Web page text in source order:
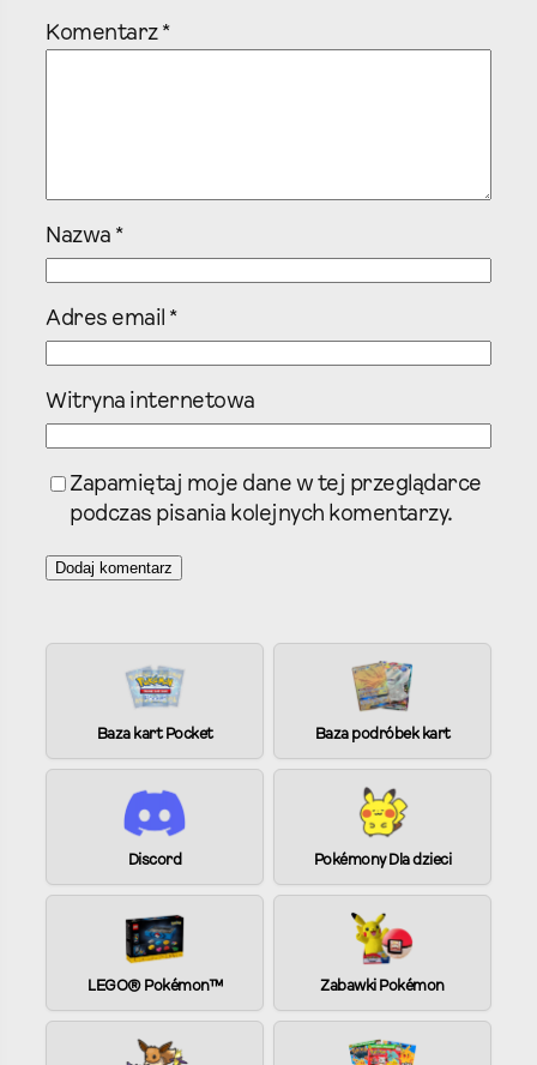
Komentarz *
Nazwa *
Adres email *
Witryna internetowa
Zapamiętaj moje dane w tej przeglądarce
podczas pisania kolejnych komentarzy.
l
n
v
Baza kart Pocket Baza podróbek kart
Discord Pokémony Dla dzieci
LEGO® Pokémon™ Zabawki Pokémon